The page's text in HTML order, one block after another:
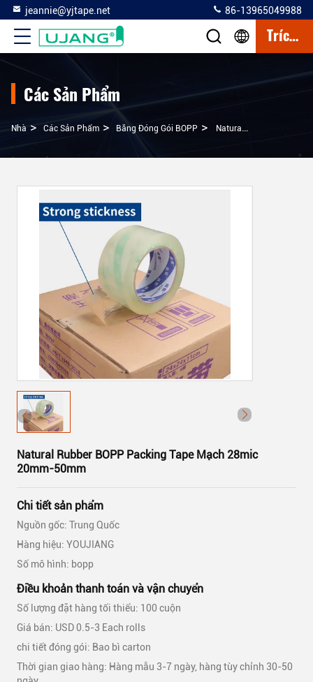
jeannie@yjtape.net 86-13965049988
Trích Dẫn
Các Sản Phẩm
Nhà > Các Sản Phẩm > Băng Đóng Gói BOPP > Natural Rubber BOPP Packing Tape Mạch 28mic 20mm-50mm
Natural Rubber BOPP Packing Tape Mạch 28mic
20mm-50mm
Chi tiết sản phẩm
Nguồn gốc: Trung Quốc
Hàng hiệu: YOUJIANG
Số mô hình: bopp
Điều khoản thanh toán và vận chuyển
Số lượng đặt hàng tối thiểu: 100 cuộn
Giá bán: USD 0.5-3 Each rolls
chi tiết đóng gói: Bao bì carton
Thời gian giao hàng: Hàng mẫu 3-7 ngày, hàng tùy chỉnh 30-50